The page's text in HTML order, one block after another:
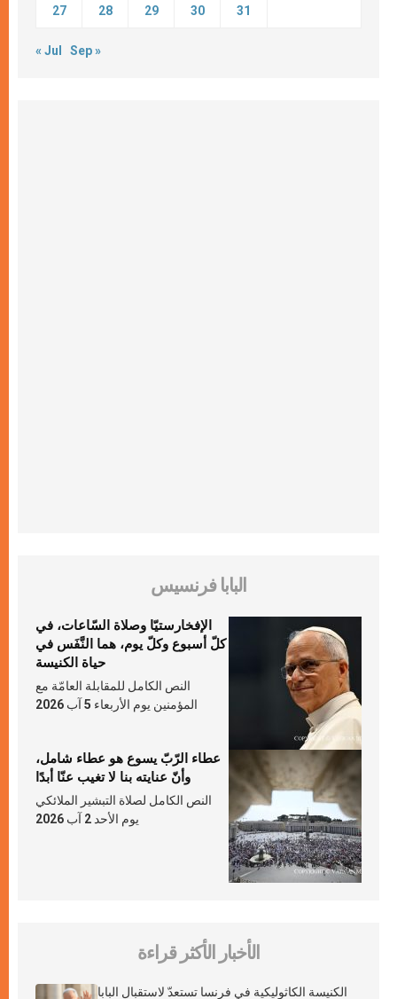
27 28 29 30 31
« Jul Sep »
البابا فرنسيس
الإفخارستيّا وصلاة السّاعات، في
كلّ أسبوع وكلّ يوم، هما النَّفَس في
حياة الكنيسة
النص الكامل للمقابلة العامّة مع
المؤمنين يوم الأربعاء 5 آب 2026
عطاء الرّبّ يسوع هو عطاء شامل،
وأنّ عنايته بنا لا تغيب عنّا أبدًا
النص الكامل لصلاة التبشير الملائكي
يوم الأحد 2 آب 2026
الأخبار الأكثر قراءة
الكنيسة الكاثوليكية في فرنسا تستعدّ لاستقبال البابا